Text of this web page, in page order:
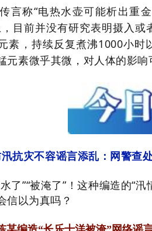
言称“电热水壶可能析出重
目前并没有研究表明摄入
素，持续反复煮沸1000小
元素微乎其微，对人体的影
抗灾不容谣言添乱：网警查
了”“被淹了”！这种编造的“
信以为真吗？